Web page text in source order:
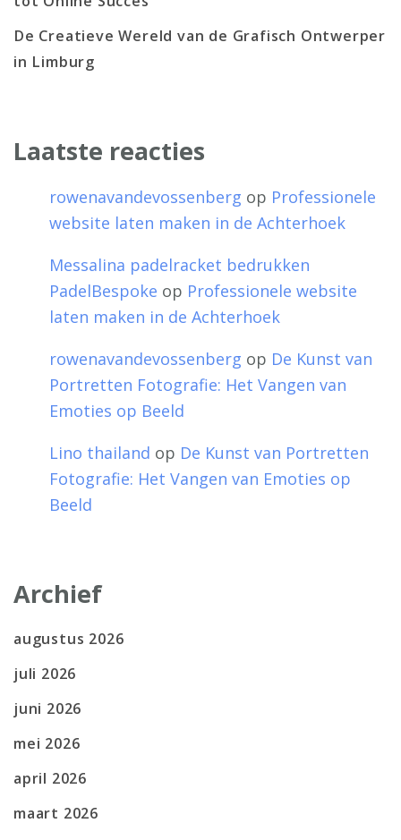
De Creatieve Wereld van de Grafisch Ontwerper
in Limburg
Laatste reacties
rowenavandevossenberg op Professionele
website laten maken in de Achterhoek
Messalina padelracket bedrukken
PadelBespoke op Professionele website
laten maken in de Achterhoek
rowenavandevossenberg op De Kunst van
Portretten Fotografie: Het Vangen van
Emoties op Beeld
Lino thailand op De Kunst van Portretten
Fotografie: Het Vangen van Emoties op
Beeld
Archief
augustus 2026
juli 2026
juni 2026
mei 2026
april 2026
maart 2026